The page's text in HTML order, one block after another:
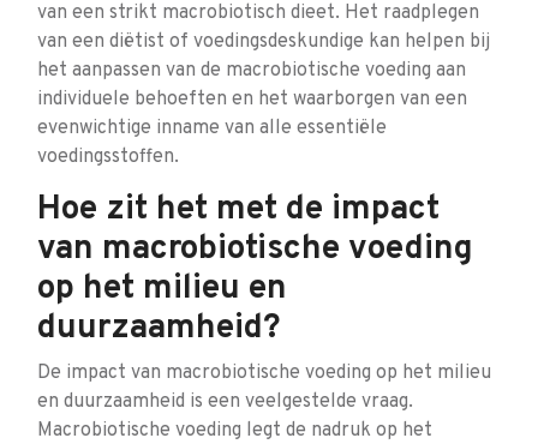
van een strikt macrobiotisch dieet. Het raadplegen
van een diëtist of voedingsdeskundige kan helpen bij
het aanpassen van de macrobiotische voeding aan
individuele behoeften en het waarborgen van een
evenwichtige inname van alle essentiële
voedingsstoffen.
Hoe zit het met de impact
van macrobiotische voeding
op het milieu en
duurzaamheid?
De impact van macrobiotische voeding op het milieu
en duurzaamheid is een veelgestelde vraag.
Macrobiotische voeding legt de nadruk op het